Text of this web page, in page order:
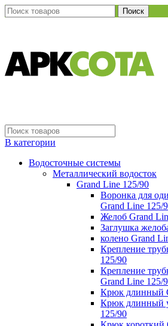
Поиск
В категории
Водосточные системы
Металлический водосток
Grand Line 125/90
Воронка для
Grand Line 125/
Желоб Grand
Заглушка
колено Grand
Крепление
125/90
Крепление
Grand Line 125/
Крюк длинный
Крюк длинный
125/90